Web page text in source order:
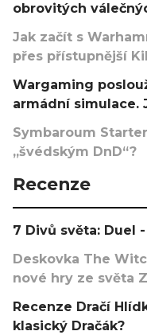
obrovitých
Jak začít s
přes přístupnější
Wargaming
armádní simulace.
Symbaroum
„švédským DnD“?
Recenze
7 Divů světa: Duel
Deskovka The
nové hry ze světa
Recenze Dračí
klasický Dračák?